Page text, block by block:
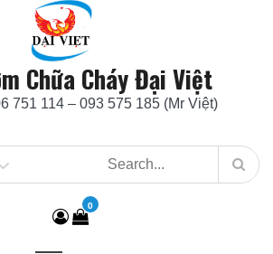
Chữa Cháy Đại Việt
751 114 – 093 575 185 (Mr Việt)
0